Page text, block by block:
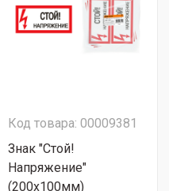
Код товара: 00009381
Знак "Стой!
Напряжение"
(200х100мм)